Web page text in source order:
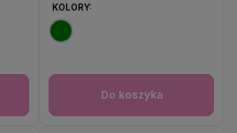
KOLORY:
Do koszyka